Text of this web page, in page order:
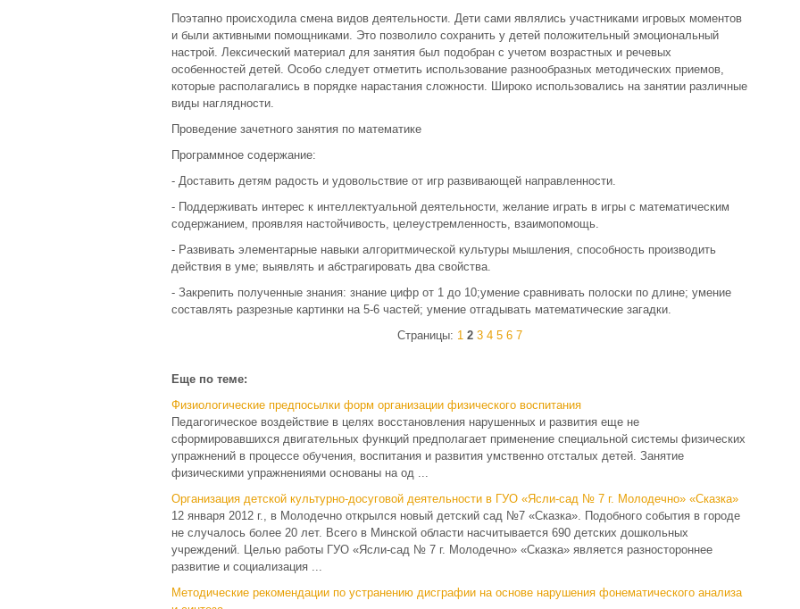
Поэтапно происходила смена видов деятельности. Дети сами являлись участниками игровых моментов
и были активными помощниками. Это позволило сохранить у детей положительный эмоциональный
настрой. Лексический материал для занятия был подобран с учетом возрастных и речевых
особенностей детей. Особо следует отметить использование разнообразных методических приемов,
которые располагались в порядке нарастания сложности. Широко использовались на занятии различные
виды наглядности.
Проведение зачетного занятия по математике
Программное содержание:
- Доставить детям радость и удовольствие от игр развивающей направленности.
- Поддерживать интерес к интеллектуальной деятельности, желание играть в игры с математическим
содержанием, проявляя настойчивость, целеустремленность, взаимопомощь.
- Развивать элементарные навыки алгоритмической культуры мышления, способность производить
действия в уме; выявлять и абстрагировать два свойства.
- Закрепить полученные знания: знание цифр от 1 до 10;умение сравнивать полоски по длине; умение
составлять разрезные картинки на 5-6 частей; умение отгадывать математические загадки.
Страницы: 1 2 3 4 5 6 7
Еще по теме:
Физиологические предпосылки форм организации физического воспитания
Педагогическое воздействие в целях восстановления нарушенных и развития еще не
сформировавшихся двигательных функций предполагает применение специальной системы физических
упражнений в процессе обучения, воспитания и развития умственно отсталых детей. Занятие
физическими упражнениями основаны на од ...
Организация детской культурно-досуговой деятельности в ГУО «Ясли-сад № 7 г. Молодечно» «Сказка»
12 января 2012 г., в Молодечно открылся новый детский сад №7 «Сказка». Подобного события в городе
не случалось более 20 лет. Всего в Минской области насчитывается 690 детских дошкольных
учреждений. Целью работы ГУО «Ясли-сад № 7 г. Молодечно» «Сказка» является разностороннее
развитие и социализация ...
Методические рекомендации по устранению дисграфии на основе нарушения фонематического анализа